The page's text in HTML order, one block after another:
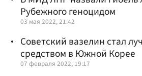
Рубежного геноцидом
03 мая 2022, 21:42
Советский вазелин стал
средством в Южной Корее
07 февраля 2022, 19:17